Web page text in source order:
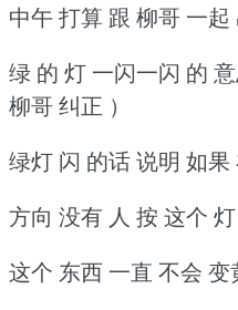
中午 打算 跟 柳哥 一
绿 的 灯 一闪一闪 的
柳哥 纠正 ）
绿灯 闪 的话 说明 如果
方向 没有 人 按 这个
这个 东西 一直 不会 变